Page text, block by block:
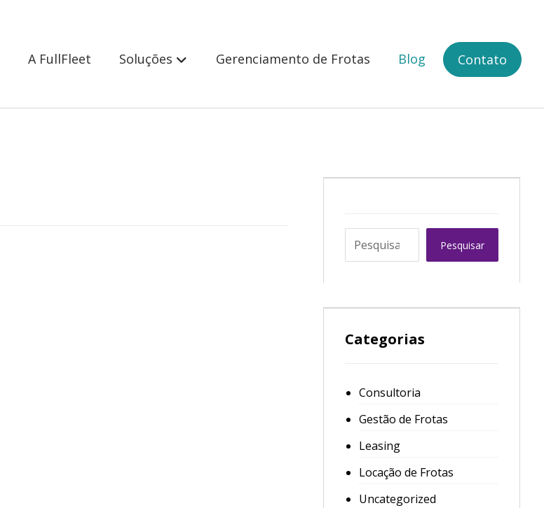
A FullFleet Soluções Gerenciamento de Frotas Blog Contato
Pesquisar
Categorias
Consultoria
Gestão de Frotas
Leasing
Locação de Frotas
Uncategorized